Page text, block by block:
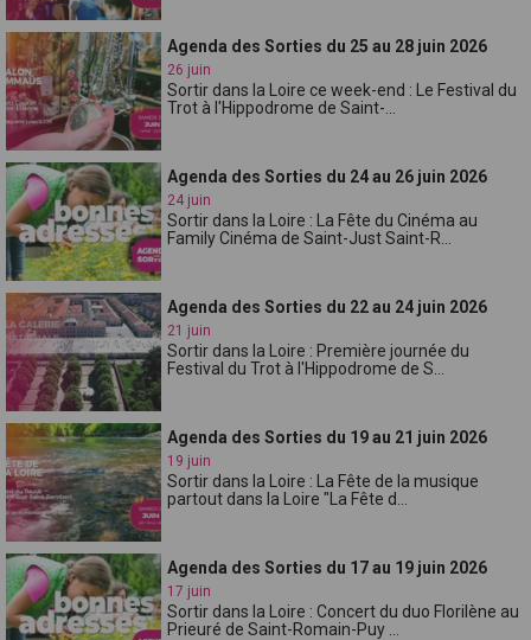
Agenda des Sorties du 25 au 28 juin 2026
26 juin
Sortir dans la Loire ce week-end : Le Festival du
Trot à l'Hippodrome de Saint-...
Agenda des Sorties du 24 au 26 juin 2026
24 juin
Sortir dans la Loire : La Fête du Cinéma au
Family Cinéma de Saint-Just Saint-R...
Agenda des Sorties du 22 au 24 juin 2026
21 juin
Sortir dans la Loire : Première journée du
Festival du Trot à l'Hippodrome de S...
Agenda des Sorties du 19 au 21 juin 2026
19 juin
Sortir dans la Loire : La Fête de la musique
partout dans la Loire "La Fête d...
Agenda des Sorties du 17 au 19 juin 2026
17 juin
Sortir dans la Loire : Concert du duo Florilène au
Prieuré de Saint-Romain-Puy ...